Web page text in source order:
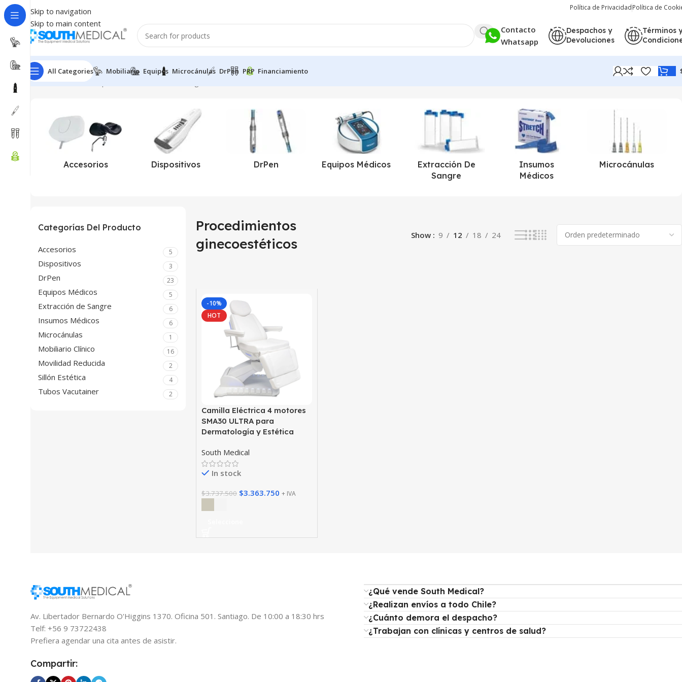
Skip to navigation
Skip to main content
Política de PrivacidadPolítica de
Contacto
Whatsapp
Despachos y
Devoluciones
Términos y
All Categories Mobiliario Equipos Microcánulas DrPen PRP Financiamiento
Inicio Productos etiquetados “Procedimientos ginecoestéticos”
Accesorios Dispositivos DrPen Equipos Médicos
Extracción De
Sangre
Insumos
Médicos
Microcánulas
Categorías Del Producto
Accesorios 5
Dispositivos 3
DrPen 23
Equipos Médicos 5
Extracción de Sangre 6
Insumos Médicos 6
Microcánulas 1
Mobiliario Clínico 16
Movilidad Reducida 2
Sillón Estética 4
Tubos Vacutainer 2
Procedimientos
ginecoestéticos
Show 9 12 18 24
-10%
HOT
Camilla Eléctrica 4 motores
SMA30 ULTRA para
Dermatología y Estética
South Medical
In stock
$3.737.500 $3.363.750 + IVA
Av. Libertador Bernardo O'Higgins 1370. Oficina 501. Santiago. De 10:00 a 18:30 hrs
Telf: +56 9 73722438
Prefiera agendar una cita antes de asistir.
Compartir:
¿Qué vende South Medical?
¿Realizan envíos a todo Chile?
¿Cuánto demora el despacho?
¿Trabajan con clínicas y centros de salud?